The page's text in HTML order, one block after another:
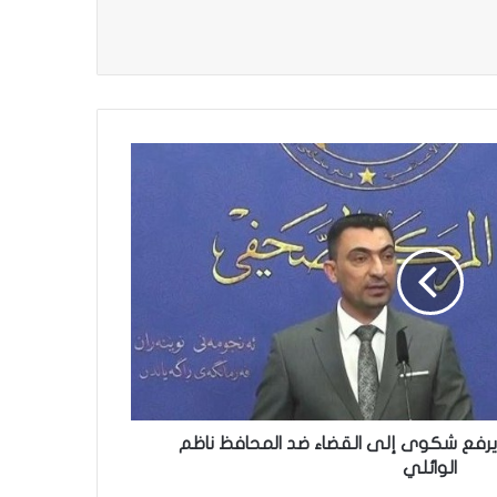
يرفع شكوى إلى القضاء ضد المحافظ ناظم
الوائلي